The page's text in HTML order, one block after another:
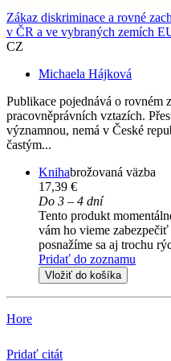
Zákaz diskriminace a rovné
v ČR a ve vybraných zemích
CZ
Michaela Hájková
Publikace pojednává o rovném
pracovněprávních vztazích.
významnou, nemá v České
častým...
Knihabrožovaná väzba
17,39 €
Do 3 – 4 dní
Tento produkt
vám ho vieme
posnažíme sa aj trochu
Pridať do zoznamu
Vložiť do košíka
Hore
Pridať citát